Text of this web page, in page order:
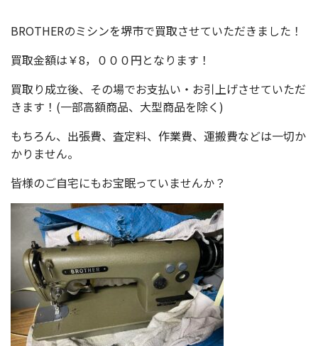
BROTHERのミシンを堺市で買取させていただきました！
買取金額は￥8，０００円となります！
買取り成立後、その場でお支払い・お引上げさせていただ
きます！(一部高額商品、大型商品を除く)
もちろん、出張費、査定料、作業費、運搬費などは一切か
かりません。
皆様のご自宅にもお宝眠っていませんか？